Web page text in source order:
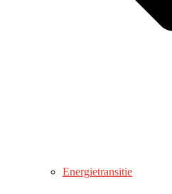
Energietransitie